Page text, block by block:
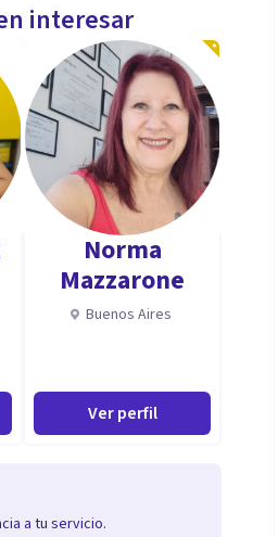
Educativas
motivacionales.
necesidades educativas
interesar
Norma
Mazzarone
Buenos Aires
Ver perfil
a tu servicio.